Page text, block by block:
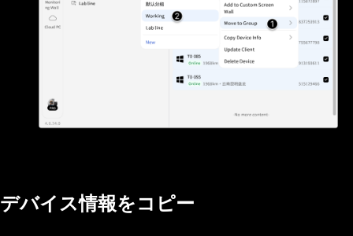
デバイス情報をコピー